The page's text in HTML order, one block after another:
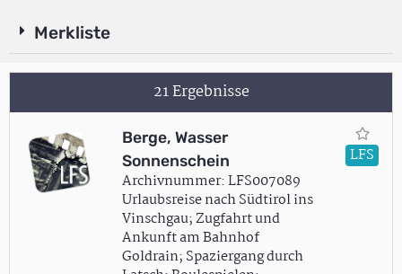
Merkliste
21 Ergebnisse
Berge, Wasser
Sonnenschein
Archivnummer: LFS007089
Urlaubsreise nach Südtirol ins
Vinschgau; Zugfahrt und
Ankunft am Bahnhof
Goldrain; Spaziergang durch
LFS